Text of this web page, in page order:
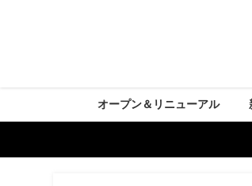
オープン＆リニューアル